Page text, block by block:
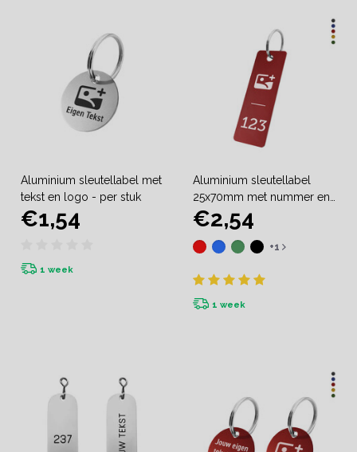
Aluminium sleutellabel met
tekst en logo - per stuk
€1,54
1 week
Aluminium sleutellabel
25x70mm met nummer en
logo - per stuk
€2,54
+1
1 week